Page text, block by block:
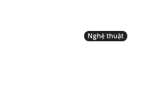
Nghệ thuật